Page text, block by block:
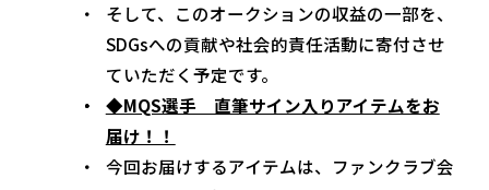
そして、このオークションの収益の一部を、
SDGsへの貢献や社会的責任活動に寄付させ
ていただく予定です。
◆MQS選手 直筆サイン入りアイテムをお
届け！！
今回お届けするアイテムは、ファンクラブ会